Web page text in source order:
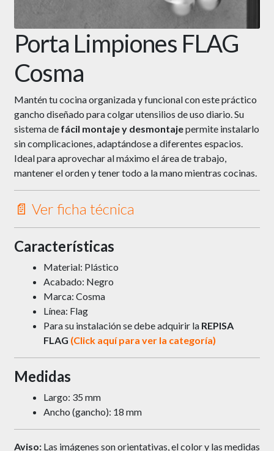
Porta Limpiones FLAG
Cosma
Mantén tu cocina organizada y funcional con este práctico
gancho diseñado para colgar utensilios de uso diario. Su
sistema de fácil montaje y desmontajepermite instalarlo
sin complicaciones, adaptándose a diferentes espacios.
Ideal para aprovechar al máximo el área de trabajo,
mantener el orden y tener todo a la mano mientras cocinas.
📄 Ver ficha técnica
Características
Material: Plástico
Acabado: Negro
Marca: Cosma
Línea: Flag
Para su instalación se debe adquirir la REPISA
FLAG (Click aquí para ver la categoría)
Medidas
Largo: 35 mm
Ancho (gancho): 18 mm
Aviso: Las imágenes son orientativas, el color y las medidas